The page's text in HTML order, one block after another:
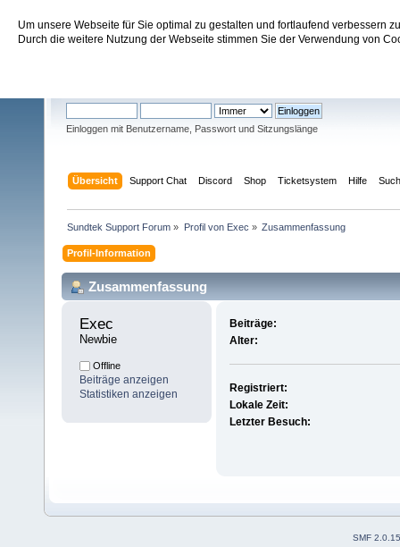
Um unsere Webseite für Sie optimal zu gestalten und fortlaufend verbessern
Durch die weitere Nutzung der Webseite stimmen Sie der Verwendung von
Sundtek Support Forum
Einloggen mit Benutzername, Passwort und Sitzungslänge
Übersicht Support Chat Discord Shop Ticketsystem Hilfe
Sundtek Support Forum » Profil von Exec » Zusammenfassung
Profil-Information
Zusammenfassung
Exec
Newbie
Offline
Beiträge anzeigen
Statistiken anzeigen
Beiträge:
Alter:
Registriert:
Lokale Zeit:
Letzter Besuch:
SMF 2.0.15